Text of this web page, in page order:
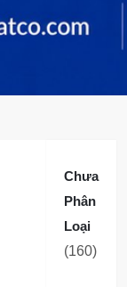
Chưa
Phân
Loại
160160